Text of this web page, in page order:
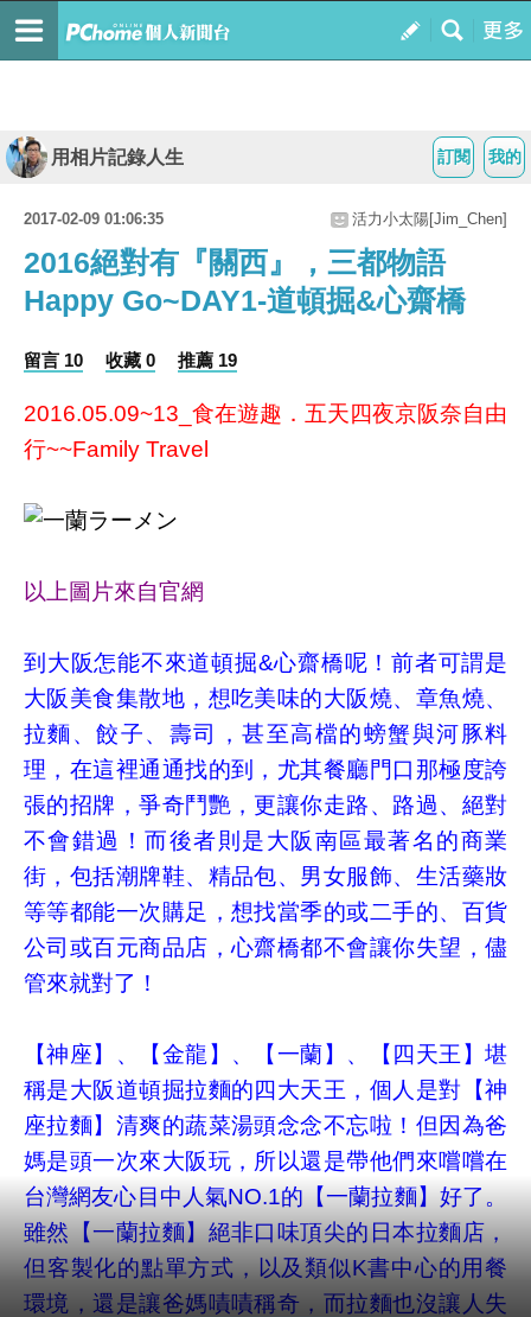
我的
訂閱
用相片記錄人生
2017-02-09 01:06:35 活力小太陽[Jim_Chen]
2016絕對有『關西』，三都物語
Happy Go~DAY1-道頓掘&心齋橋
留言 10 收藏 0 推薦 19
2016.05.09~13_食在遊趣．五天四夜京阪奈自由
行~~Family Travel
以上圖片來自官網
到大阪怎能不來道頓掘&心齋橋呢！前者可謂是
大阪美食集散地，想吃美味的大阪燒、章魚燒、
拉麵、餃子、壽司，甚至高檔的螃蟹與河豚料
理，在這裡通通找的到，尤其餐廳門口那極度誇
張的招牌，爭奇鬥艷，更讓你走路、路過、絕對
不會錯過！而後者則是大阪南區最著名的商業
街，包括潮牌鞋、精品包、男女服飾、生活藥妝
等等都能一次購足，想找當季的或二手的、百貨
公司或百元商品店，心齋橋都不會讓你失望，儘
管來就對了！
【神座】、【金龍】、【一蘭】、【四天王】堪
稱是大阪道頓掘拉麵的四大天王，個人是對【神
座拉麵】清爽的蔬菜湯頭念念不忘啦！但因為爸
媽是頭一次來大阪玩，所以還是帶他們來嚐嚐在
台灣網友心目中人氣NO.1的【一蘭拉麵】好了。
雖然【一蘭拉麵】絕非口味頂尖的日本拉麵店，
但客製化的點單方式，以及類似K書中心的用餐
環境，還是讓爸媽嘖嘖稱奇，而拉麵也沒讓人失